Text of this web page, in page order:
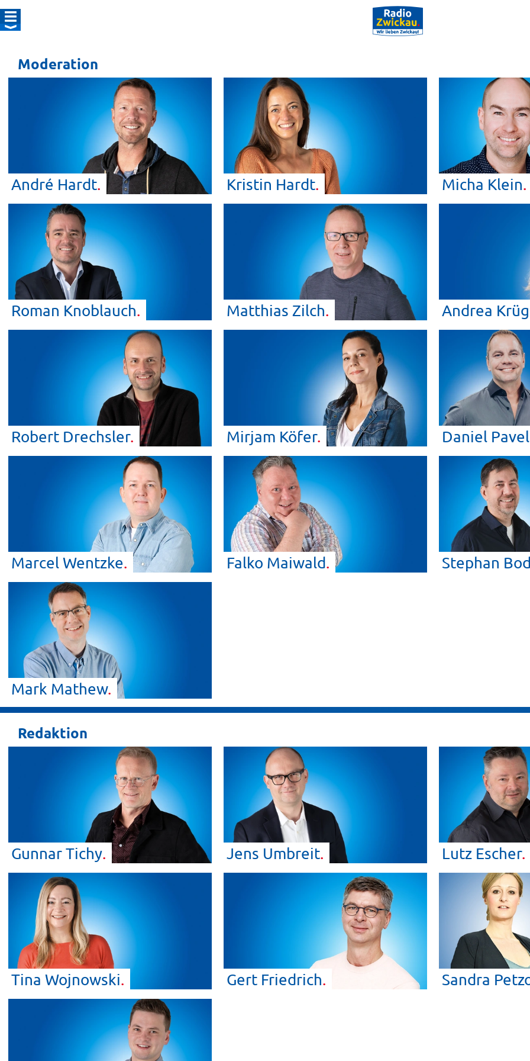
Moderation
André Hardt Kristin Hardt Micha Klein
Roman Knoblauch Matthias Zilch Andrea
Robert Drechsler Mirjam Köfer Daniel Pavel
MarcelWentzke Falko Maiwald Stephan
Mark Mathew
Redaktion
GunnarTichy Jens Umbreit Lutz Escher
Tina Wojnowski Gert Friedrich Sandra